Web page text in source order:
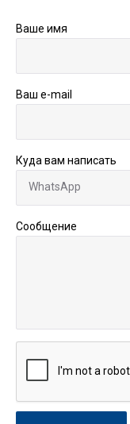
Ваше имя
Ваш e-mail
Куда вам написать
Сообщение